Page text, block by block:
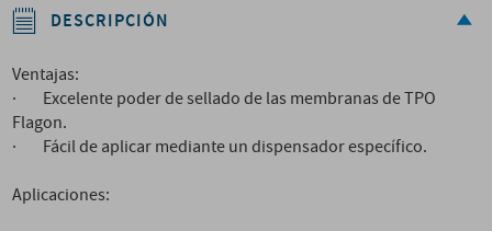
DESCRIPCIÓN
Ventajas:
· Excelente poder de sellado de las membranas de TPO
Flagon.
· Fácil de aplicar mediante un dispensador específico.
Aplicaciones: